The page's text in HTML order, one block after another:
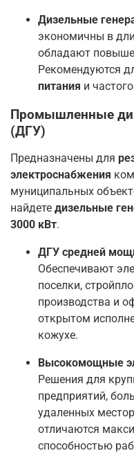
Дизельные
экономичны в
обладают
Рекомендуются
питания и
Промышленные
(ДГУ)
Предназначены для
электроснабжения
муниципальных
найдете дизельные
3000 кВт.
ДГУ средней
Обеспечивают
поселки,
производства и
открытом
кожухе.
Высокомощные
Решения для
предприятий,
удаленных
отличаются
способностью